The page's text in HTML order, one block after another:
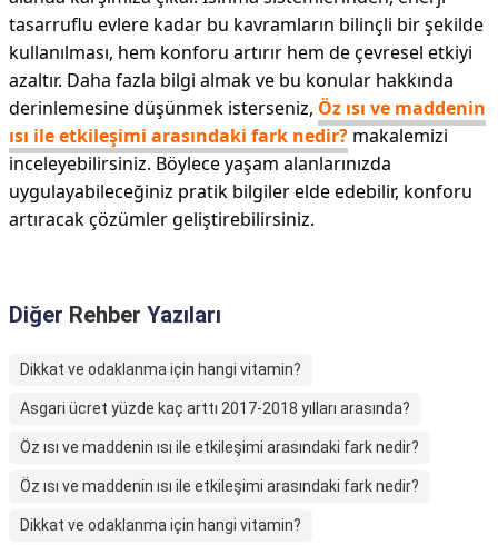
tasarruflu evlere kadar bu kavramların bilinçli bir şekilde
kullanılması, hem konforu artırır hem de çevresel etkiyi
azaltır. Daha fazla bilgi almak ve bu konular hakkında
derinlemesine düşünmek isterseniz, Öz ısı ve maddenin
ısı ile etkileşimi arasındaki fark nedir? makalemizi
inceleyebilirsiniz. Böylece yaşam alanlarınızda
uygulayabileceğiniz pratik bilgiler elde edebilir, konforu
artıracak çözümler geliştirebilirsiniz.
Diğer Rehber Yazıları
Dikkat ve odaklanma için hangi vitamin?
Asgari ücret yüzde kaç arttı 2017-2018 yılları arasında?
Öz ısı ve maddenin ısı ile etkileşimi arasındaki fark nedir?
Öz ısı ve maddenin ısı ile etkileşimi arasındaki fark nedir?
Dikkat ve odaklanma için hangi vitamin?